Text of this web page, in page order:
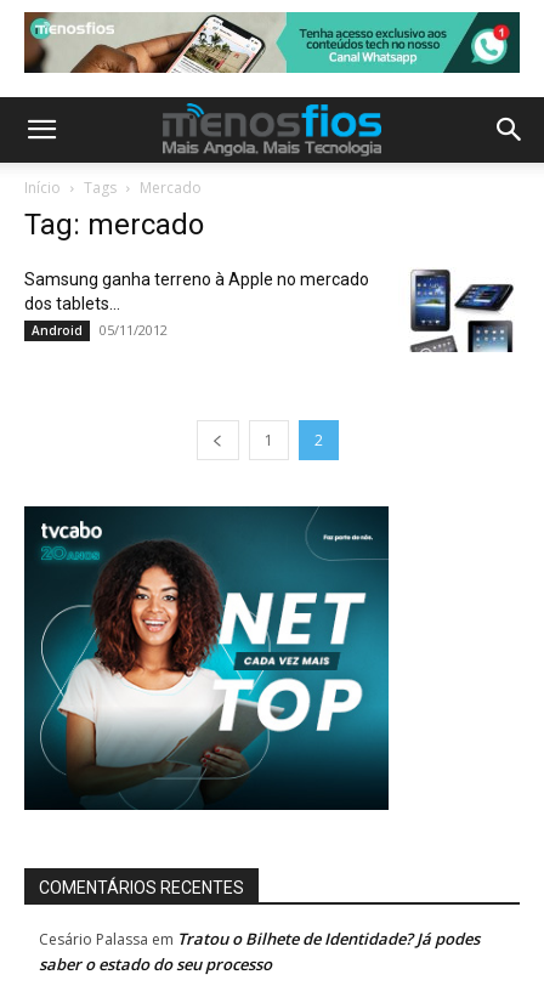
Início Tags Mercado
Tag: mercado
Samsung ganha terreno à Apple no mercado
dos tablets…
Android 05/11/2012
1 2
COMENTÁRIOS RECENTES
Cesário Palassa em Tratou o Bilhete de Identidade? Já podes
saber o estado do seu processo